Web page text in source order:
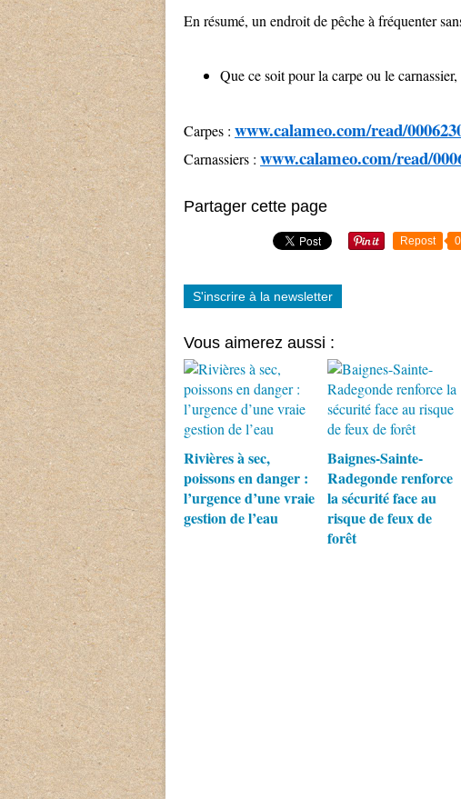
En résumé, un endroit de pêche à fréquenter
Que ce soit pour la carpe ou le
Carpes : www.calameo.com/read/
Carnassiers : www.calameo.com/read/
Partager cette page
Repost 0
S'inscrire à la newsletter
Vous aimerez aussi :
Rivières à sec,
poissons en danger :
l’urgence d’une vraie
gestion de l’eau
Baignes-Sainte-
Radegonde renforce
la sécurité face au
risque de feux de
forêt